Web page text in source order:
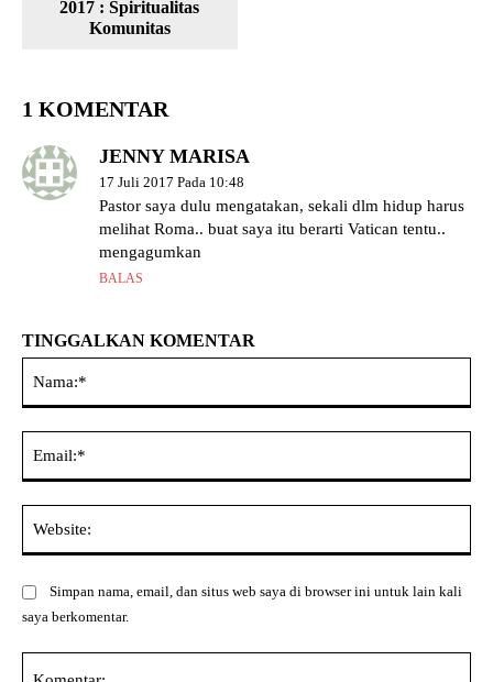
2017 : Spiritualitas
Komunitas
1 KOMENTAR
JENNY MARISA
17 Juli 2017 Pada 10:48
Pastor saya dulu mengatakan, sekali dlm hidup harus
melihat Roma.. buat saya itu berarti Vatican tentu..
mengagumkan
BALAS
TINGGALKAN KOMENTAR
Simpan nama, email, dan situs web saya di browser ini untuk lain kali
saya berkomentar.